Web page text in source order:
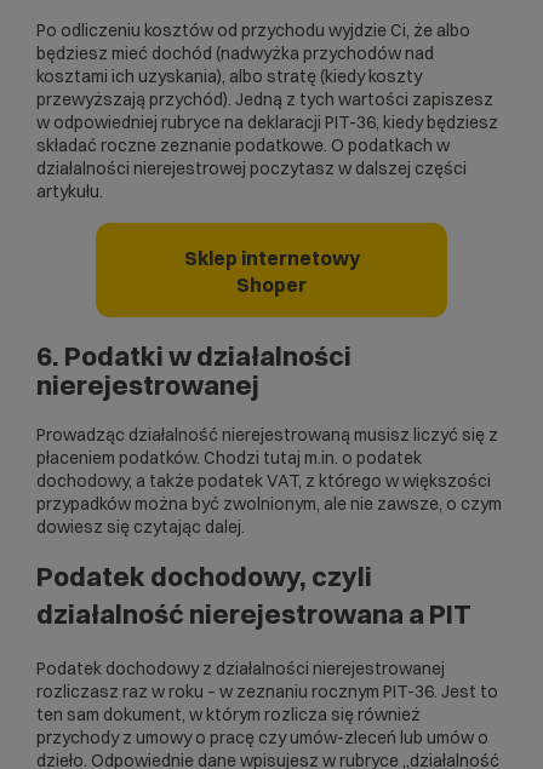
Po odliczeniu kosztów od przychodu wyjdzie Ci, że albo
będziesz mieć dochód (nadwyżka przychodów nad
kosztami ich uzyskania), albo stratę (kiedy koszty
przewyższają przychód). Jedną z tych wartości zapiszesz
w odpowiedniej rubryce na deklaracji PIT-36, kiedy będziesz
składać roczne zeznanie podatkowe. O podatkach w
działalności nierejestrowej poczytasz w dalszej części
artykułu.
Sklep internetowy
Shoper
6. Podatki w działalności
nierejestrowanej
Prowadząc działalność nierejestrowaną musisz liczyć się z
płaceniem podatków. Chodzi tutaj m.in. o podatek
dochodowy, a także podatek VAT, z którego w większości
przypadków można być zwolnionym, ale nie zawsze, o czym
dowiesz się czytając dalej.
Podatek dochodowy, czyli
działalność nierejestrowana a PIT
Podatek dochodowy z działalności nierejestrowanej
rozliczasz raz w roku – w zeznaniu rocznym PIT-36. Jest to
ten sam dokument, w którym rozlicza się również
przychody z umowy o pracę czy umów-zleceń lub umów o
dzieło. Odpowiednie dane wpisujesz w rubryce „działalność